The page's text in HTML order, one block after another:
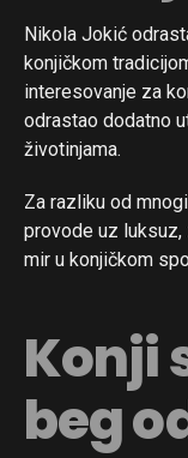
Nikola Jokić
konjičkom
interesovanje za
odrastao dodatno
životinjama.
Za razliku od
provode uz luksuz,
mir u konjičkom
Konji
beg